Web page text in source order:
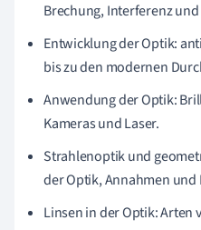
Brechung, Interferenz
Entwicklung der Optik:
bis zu den modernen
Anwendung der Optik:
Kameras und Laser.
Strahlenoptik und
der Optik, Annahmen und
Linsen in der Optik: Arten